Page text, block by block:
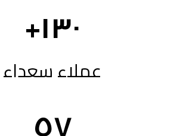
١٣٠+
عملاء سعداء